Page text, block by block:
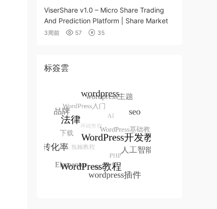
ViserShare v1.0 – Micro Share Trading
And Prediction Platform | Share Market
3周前 57 35
标簽雲